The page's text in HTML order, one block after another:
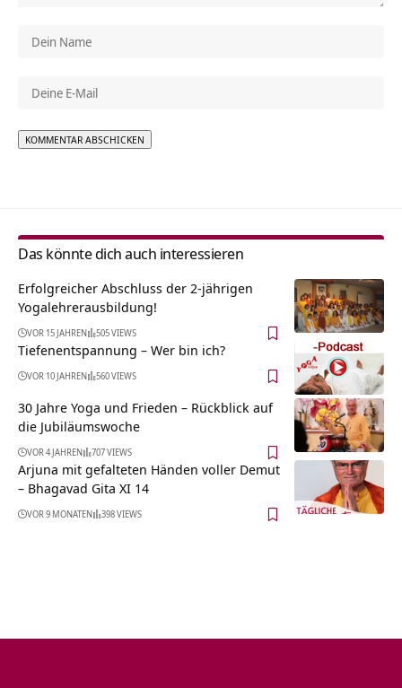
Das könnte dich auch interessieren
Erfolgreicher Abschluss der 2-jährigen
Yogalehrerausbildung!
VOR 15 JAHREN 505 VIEWS
Tiefenentspannung – Wer bin ich?
VOR 10 JAHREN 560 VIEWS
30 Jahre Yoga und Frieden – Rückblick auf
die Jubiläumswoche
VOR 4 JAHREN 707 VIEWS
Arjuna mit gefalteten Händen voller Demut
– Bhagavad Gita XI 14
VOR 9 MONATEN 398 VIEWS